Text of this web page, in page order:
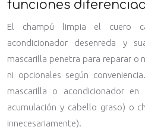
funciones
El champú limpia el cuero
acondicionador desenreda y
mascarilla penetra para reparar o
ni opcionales según
mascarilla o acondicionador
acumulación y cabello graso) o
innecesariamente).